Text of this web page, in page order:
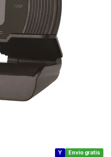
Envío gratis
Y